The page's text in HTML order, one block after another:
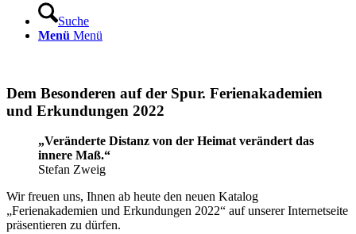
Suche
Menü Menü
Dem Besonderen auf der Spur. Ferienakademien
und Erkundungen 2022
„Veränderte Distanz von der Heimat verändert das
innere Maß.“
Stefan Zweig
Wir freuen uns, Ihnen ab heute den neuen Katalog
„Ferienakademien und Erkundungen 2022“ auf unserer Internetseite
präsentieren zu dürfen.